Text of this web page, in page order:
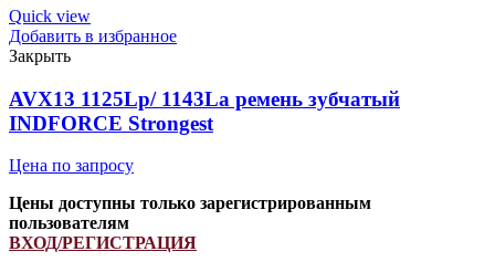
1327Lp/
1345La
(PCM
6201414)
ремень
зубчатый
INDFORCE
Quick view
Добавить в избранное
Закрыть
AVX13 1125Lp/ 1143La ремень зубчатый
INDFORCE Strongest
Цена по запросу
Цены доступны только зарегистрированным
пользователям
ВХОД/РЕГИСТРАЦИЯ